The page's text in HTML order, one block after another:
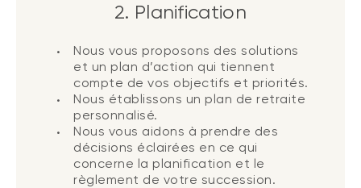
2. Planification
Nous vous proposons des solutions
et un plan d’action qui tiennent
compte de vos objectifs et priorités.
Nous établissons un plan de retraite
personnalisé.
Nous vous aidons à prendre des
décisions éclairées en ce qui
concerne la planification et le
règlement de votre succession.